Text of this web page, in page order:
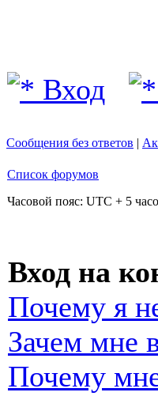
Вход
Сообщения без ответов |
Список форумов
Часовой пояс: UTC + 5
Вход на
Почему я
Зачем мне
Почему